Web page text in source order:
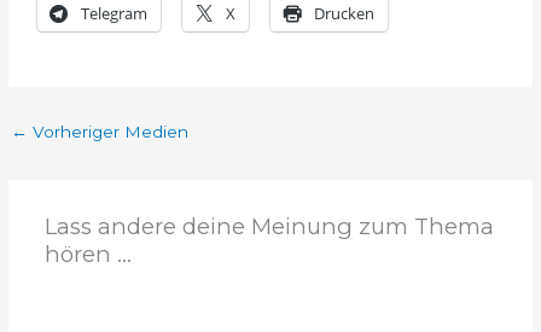
Telegram X Drucken
← Vorheriger Medien
Lass andere deine Meinung zum Thema
hören ...